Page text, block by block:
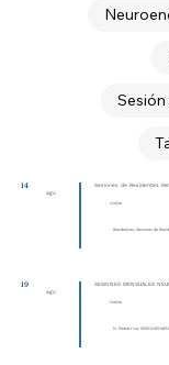
14
ago
Sesiones de Residentes
Online
Residentes, Sesiones de
19
ago
SESIONES MENSUALES
Online
N. Pediátrica, SESIONES